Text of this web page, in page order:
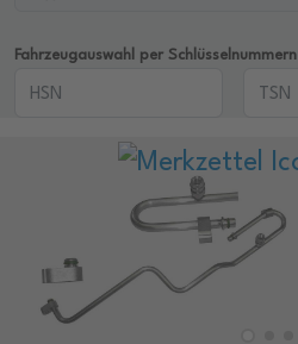
Fahrzeugauswahl per Schlüsselnummern